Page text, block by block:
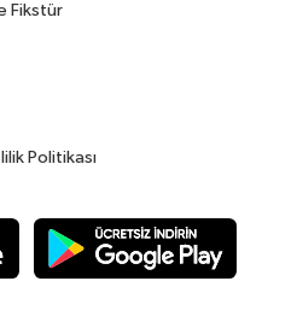
Fikstür
Politikası